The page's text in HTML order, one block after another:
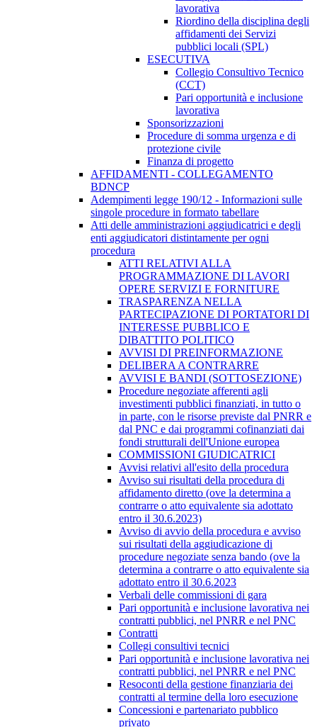
lavorativa
Riordino della disciplina degli
affidamenti dei Servizi
pubblici locali (SPL)
ESECUTIVA
Collegio Consultivo Tecnico
(CCT)
Pari opportunità e inclusione
lavorativa
Sponsorizzazioni
Procedure di somma urgenza e di
protezione civile
Finanza di progetto
AFFIDAMENTI - COLLEGAMENTO
BDNCP
Adempimenti legge 190/12 - Informazioni sulle
singole procedure in formato tabellare
Atti delle amministrazioni aggiudicatrici e degli
enti aggiudicatori distintamente per ogni
procedura
ATTI RELATIVI ALLA
PROGRAMMAZIONE DI LAVORI
OPERE SERVIZI E FORNITURE
TRASPARENZA NELLA
PARTECIPAZIONE DI PORTATORI DI
INTERESSE PUBBLICO E
DIBATTITO POLITICO
AVVISI DI PREINFORMAZIONE
DELIBERA A CONTRARRE
AVVISI E BANDI (SOTTOSEZIONE)
Procedure negoziate afferenti agli
investimenti pubblici finanziati, in tutto o
in parte, con le risorse previste dal PNRR e
dal PNC e dai programmi cofinanziati dai
fondi strutturali dell'Unione europea
COMMISSIONI GIUDICATRICI
Avvisi relativi all'esito della procedura
Avviso sui risultati della procedura di
affidamento diretto (ove la determina a
contrarre o atto equivalente sia adottato
entro il 30.6.2023)
Avviso di avvio della procedura e avviso
sui risultati della aggiudicazione di
procedure negoziate senza bando (ove la
determina a contrarre o atto equivalente sia
adottato entro il 30.6.2023
Verbali delle commissioni di gara
Pari opportunità e inclusione lavorativa nei
contratti pubblici, nel PNRR e nel PNC
Contratti
Collegi consultivi tecnici
Pari opportunità e inclusione lavorativa nei
contratti pubblici, nel PNRR e nel PNC
Resoconti della gestione finanziaria dei
contratti al termine della loro esecuzione
Concessioni e partenariato pubblico
privato